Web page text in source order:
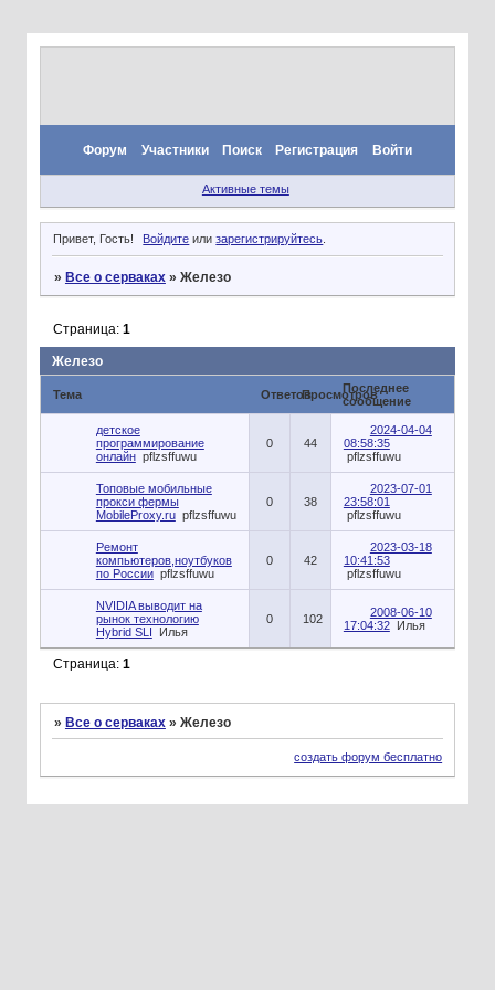
Форум Участники Поиск Регистрация Войти
Активные темы
Привет, Гость! Войдите илизарегистрируйтесь.
» Все о серваках » Железо
Железо
Страница: 1
Тема ОтветовПросмотровПоследнее
сообщение
детское
программирование
онлайн pflzsffuwu
0 44
2024-04-04
08:58:35
pflzsffuwu
Топовые мобильные
прокси фермы
MobileProxy.ru pflzsffuwu
0 38
2023-07-01
23:58:01
pflzsffuwu
Ремонт
компьютеров,ноутбуков
по России pflzsffuwu
0 42
2023-03-18
10:41:53
pflzsffuwu
NVIDIA выводит на
рынок технологию
Hybrid SLI
Илья
0 102
2008-06-10
17:04:32
Илья
Страница: 1
» Все о серваках » Железо
создать форум бесплатно